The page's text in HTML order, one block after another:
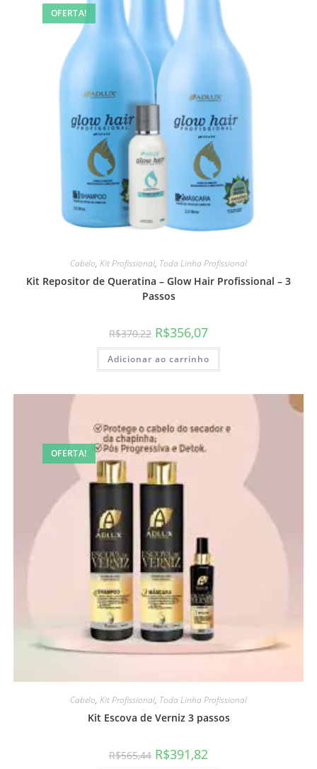
OFERTA!
Cabelo, Kit Profissional, Toda Linha Profissional
Kit Repositor de Queratina – Glow Hair Profissional – 3
Passos
R$370,22 R$356,07
Adicionar ao carrinho
OFERTA!
Cabelo, Kit Profissional, Toda Linha Profissional
Kit Escova de Verniz 3 passos
R$565,44 R$391,82